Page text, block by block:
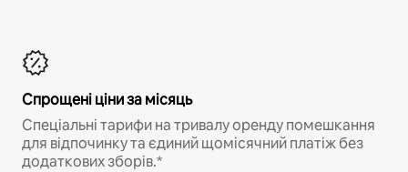
Спрощені ціни за місяць
Спеціальні тарифи на тривалу оренду помешкання
для відпочинку та єдиний щомісячний платіж без
додаткових зборів.*